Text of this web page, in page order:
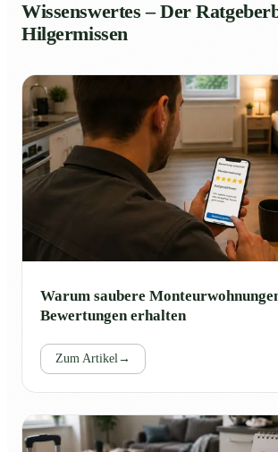
Wissenswertes – Der
Hilgermissen
Warum saubere
Bewertungen erhalten
Zum Artikel→